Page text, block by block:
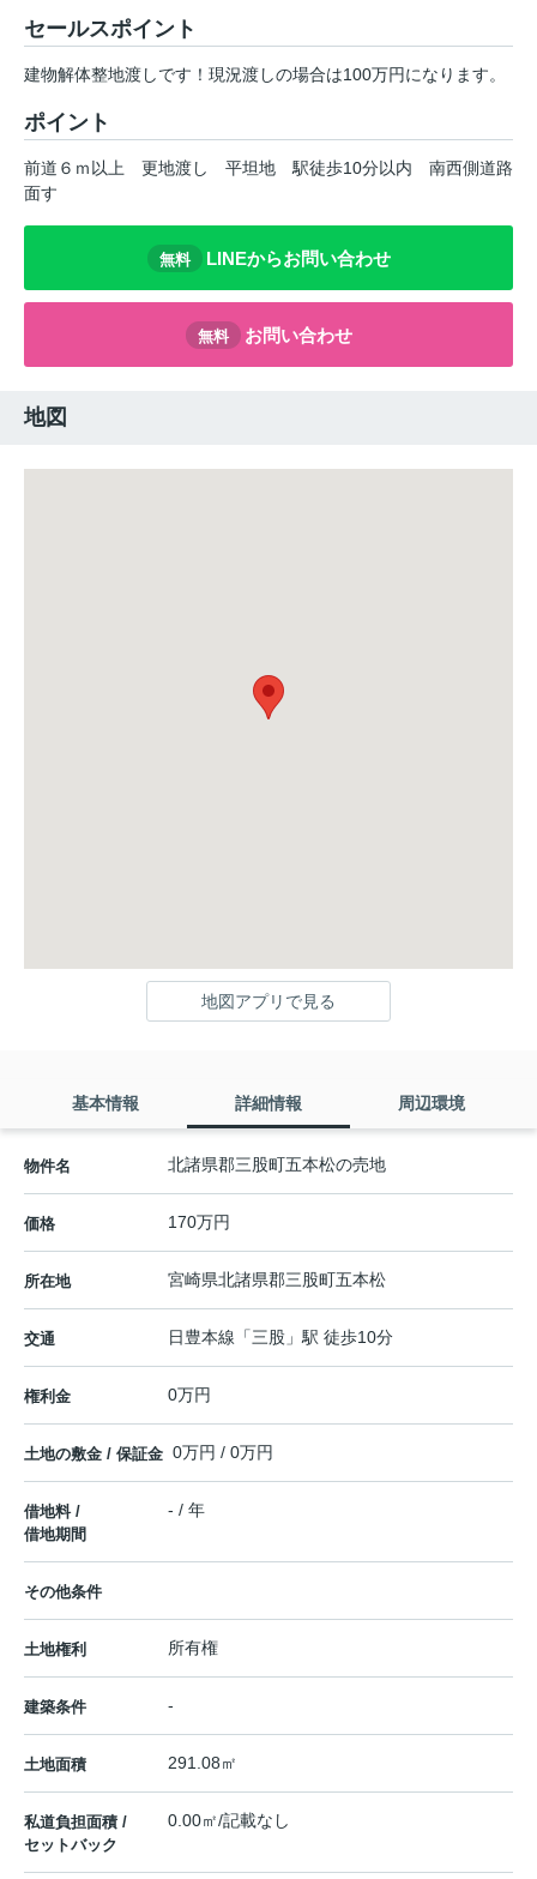
セールスポイント
建物解体整地渡しです！現況渡しの場合は100万円になります。
ポイント
前道６ｍ以上 更地渡し 平坦地 駅徒歩10分以内
南西側道路
面す
無料 LINEからお問い合わせ
無料 お問い合わせ
地図
地図アプリで見る
基本情報 詳細情報 周辺環境
物件名 北諸県郡三股町五本松の売地
価格 170万円
所在地 宮崎県北諸県郡三股町五本松
交通 日豊本線 「三股 」駅 徒歩10分
権利金 0万円
土地の敷金 / 保証金 0万円 / 0万円
借地料 /
借地期間
- / 年
その他条件
土地権利 所有権
建築条件 -
土地面積 291.08㎡
私道負担面積 /
セットバック
0.00㎡/記載なし